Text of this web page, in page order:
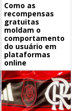
Como as
recompensas
gratuitas
moldam o
comportamento
do usuário em
plataformas
online